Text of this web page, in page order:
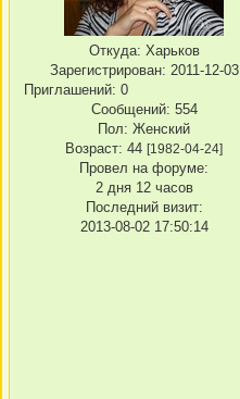
Откуда: Харьков
Зарегистрирован: 2011-12-03
Приглашений: 0
Сообщений: 554
Пол: Женский
Возраст: 44 [1982-04-24]
Провел на форуме:
2 дня 12 часов
Последний визит:
2013-08-02 17:50:14